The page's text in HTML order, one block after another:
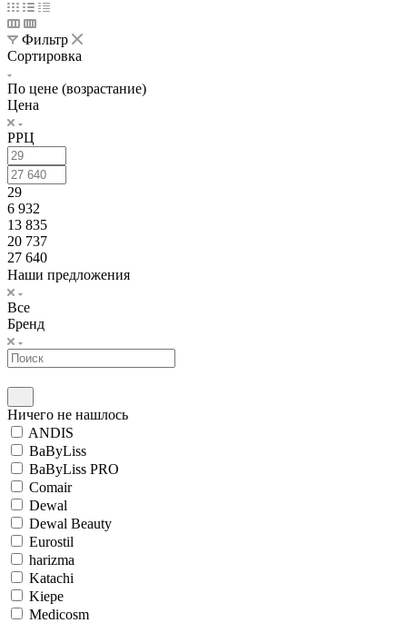
Фильтр
Сортировка
По цене (возрастание)
Цена
РРЦ
29
6 932
13 835
20 737
27 640
Наши предложения
Все
Бренд
Ничего не нашлось
ANDIS
BaByLiss
BaByLiss PRO
Comair
Dewal
Dewal Beauty
Eurostil
harizma
Katachi
Kiepe
Medicosm